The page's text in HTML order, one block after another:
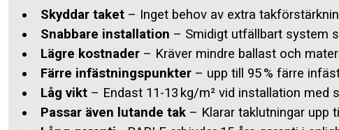
Skyddar taket– Inget behov av extra
Snabbare installation – Smidigt utfällbart system
Lägre kostnader– Kräver mindre ballast och
Färre infästningspunkter – upp till 95 % färre
Låg vikt – Endast 11-13 kg/m² vid installation med
Passar även lutande tak – Klarar taklutningar upp